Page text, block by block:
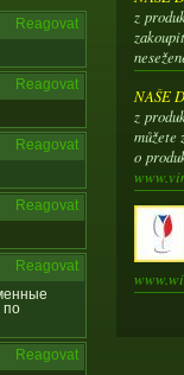
Reagovat
Reagovat
Reagovat
Reagovat
Reagovat
по
Reagovat
z
NAŠE
z
můžete
o